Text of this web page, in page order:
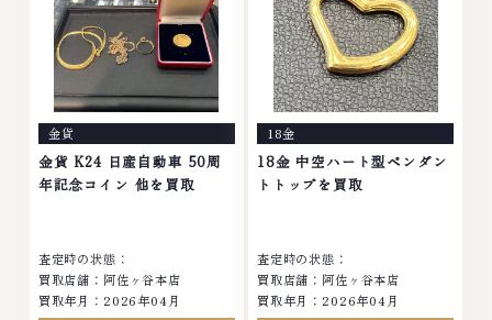
イヤモンド・ジュエリーや ブラ
ンド品・時計等は特に自信を持っ
て、高額査定を実現しておりま
す。 古くて使わなくなってしま
ったアクセサリー、動かなくなっ
てしまった腕時計、多くのお品物
の高価買取りを実現しており、他
店ではお値段の付かなかったお品
物でも、一点一点丁寧に無料で査
無休
石・ダイヤモンド・ジュエリーや
ブランド品・時計等は特に自信を
持って、高額査定を実現しており
ます。 古くて使わなくなってし
まったアクセサリー、動かなくな
ってしまった腕時計、多くのお品
物の高価買取りを実現しており、
他店ではお値段の付かなかったお
品物でも、一点一点丁寧に無料で
中無休
金貨
金貨 K24 日産自動車 50周
年記念コイン 他を買取
査定時の状態：
買取店舗：阿佐ヶ谷本店
買取年月：2026年04月
18金
18金 中空ハート型ペンダン
トトップを買取
査定時の状態：
買取店舗：阿佐ヶ谷本店
買取年月：2026年04月